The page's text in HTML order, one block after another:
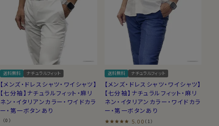
送料無料 ナチュラルフィット
【メンズ・ドレスシャツ・ワイシャツ】
【七分袖】ナチュラルフィット・麻リ
ネン・イタリアンカラー・ワイドカラ
ー・第一ボタンあり
（0）
送料無料 ナチュラルフィット
【メンズ・ドレスシャツ・ワイシャツ】
【七分袖】ナチュラルフィット・麻リ
ネン・イタリアンカラー・ワイドカラ
ー・第一ボタンあり
5.00 （1）